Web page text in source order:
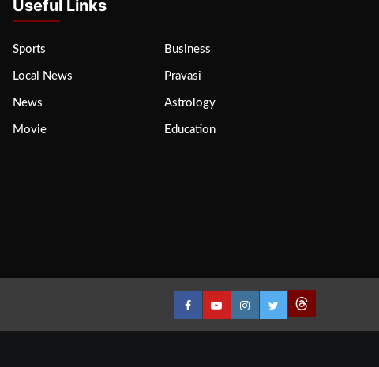
Useful Links
Sports Business
Local News Pravasi
News Astrology
Movie Education